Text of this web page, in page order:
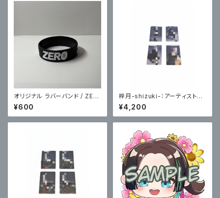
オリジナル ラバーバンド / ZER
O
¥600
梓月-shizuki-：アーティスト写
真トレーディングカード(悪戯な
心編)各４種コンプリート版
¥4,200